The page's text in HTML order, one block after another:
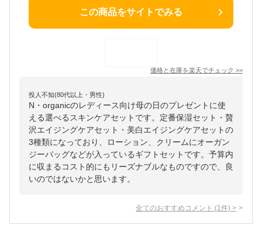
この商品をサイトでみる
価格と在庫を楽天でチェック >>
投人不知(80代以上・男性)
N・organicのレディース向け母の日のプレゼントに使
える選べるスキンケアセットです。定番保湿セット・贅
沢エイジングケアセット・美白エイジングケアセットの
3種類になっており、ローション、クリームにオーガン
ジーバッグなどが入っているギフトセットです。予算内
に収まるコスト的にもリーズナブルなものですので、良
いのではないかと思います。
全てのおすすめコメント (1 件) >